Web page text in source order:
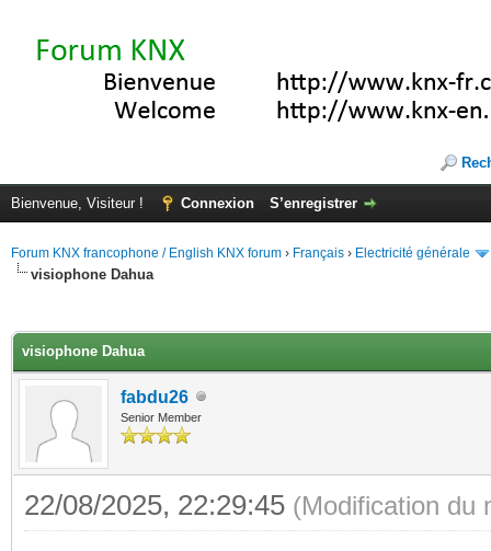
Bienvenue, Visiteur ! Connexion S’enregistrer
Forum KNX francophone / English KNX forum › Français › Electricité générale
visiophone Dahua
visiophone Dahua
fabdu26
Senior Member
22/08/2025, 22:29:45 (Modification du